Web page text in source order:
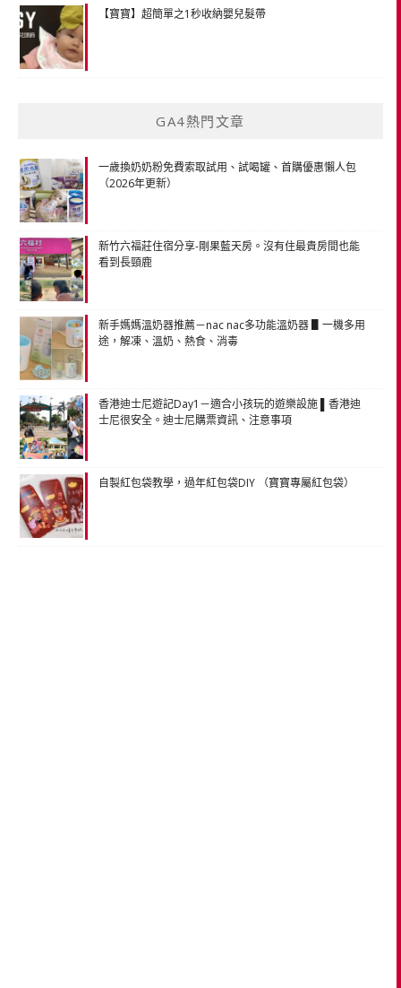
【寶寶】超簡單之1秒收納嬰兒髮帶
GA4熱門文章
一歲換奶奶粉免費索取試用、試喝罐、首購優惠懶人包
（2026年更新）
新竹六福莊住宿分享-剛果藍天房。沒有住最貴房間也能
看到長頸鹿
新手媽媽溫奶器推薦－nac nac多功能溫奶器 ▋一機多用
途，解凍、溫奶、熱食、消毒
香港迪士尼遊記Day1－適合小孩玩的遊樂設施 ▌香港迪
士尼很安全。迪士尼購票資訊、注意事項
自製紅包袋教學，過年紅包袋DIY （寶寶專屬紅包袋）